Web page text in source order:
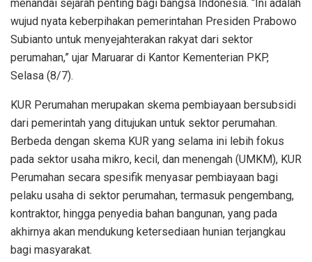
menandai sejarah penting bagi bangsa Indonesia. “Ini adalah
wujud nyata keberpihakan pemerintahan Presiden Prabowo
Subianto untuk menyejahterakan rakyat dari sektor
perumahan,” ujar Maruarar di Kantor Kementerian PKP,
Selasa (8/7).
KUR Perumahan merupakan skema pembiayaan bersubsidi
dari pemerintah yang ditujukan untuk sektor perumahan.
Berbeda dengan skema KUR yang selama ini lebih fokus
pada sektor usaha mikro, kecil, dan menengah (UMKM), KUR
Perumahan secara spesifik menyasar pembiayaan bagi
pelaku usaha di sektor perumahan, termasuk pengembang,
kontraktor, hingga penyedia bahan bangunan, yang pada
akhirnya akan mendukung ketersediaan hunian terjangkau
bagi masyarakat.